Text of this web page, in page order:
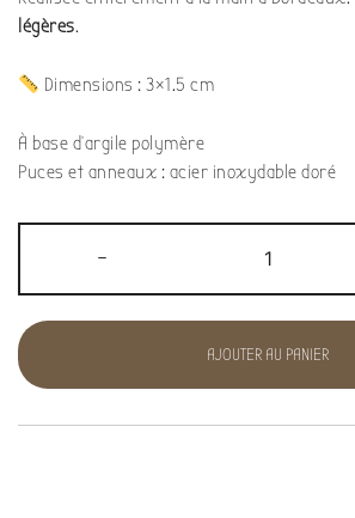
légères.
Dimensions : 3×1.5 cm
À base d’argile polymère
Puces et anneaux : acier inoxydable doré
-
AJOUTER AU PANIER